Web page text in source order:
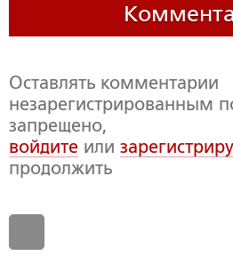
Оставлять комментарии
незарегистрированным
запрещено,
войдите или
продолжить